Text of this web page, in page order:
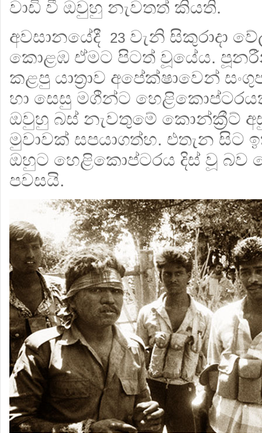
වාඩි වී ඔවුහු නැවතත් කියති.
අවසානයේදී
23 වැනි සිකුරාදා
කොළඹ ඒමට පිටත් වූයේය.
කළපු යාත්‍රාව අපේක්ෂාවෙන්
හා සෙසු මගීන්ට
ඔවුහු බස් නැවතුමේ කොන්ක්‍රීට්
මුවාවක් සපයාගත්හ. එතැන සිට
ඔහුට හෙළිකොප්ටරය දිස් වූ බව
පවසයි.